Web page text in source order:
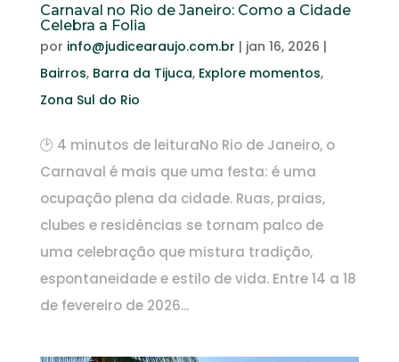
Carnaval no Rio de Janeiro: Como a Cidade
Celebra a Folia
por info@judicearaujo.com.br | jan 16, 2026 |
Bairros, Barra da Tijuca, Explore momentos,
Zona Sul do Rio
🕑 4 minutos de leituraNo Rio de Janeiro, o
Carnaval é mais que uma festa: é uma
ocupação plena da cidade. Ruas, praias,
clubes e residências se tornam palco de
uma celebração que mistura tradição,
espontaneidade e estilo de vida. Entre 14 a 18
de fevereiro de 2026...